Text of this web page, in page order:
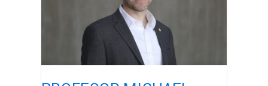
SEMINARIOS
INTERNACIONALES